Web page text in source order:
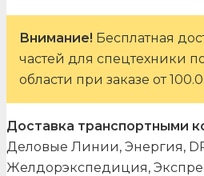
Внимание! Бесплатная
частей для спецтехники
области при заказе от
Доставка транспортными
Деловые Линии, Энергия,
Желдорэкспедиция,